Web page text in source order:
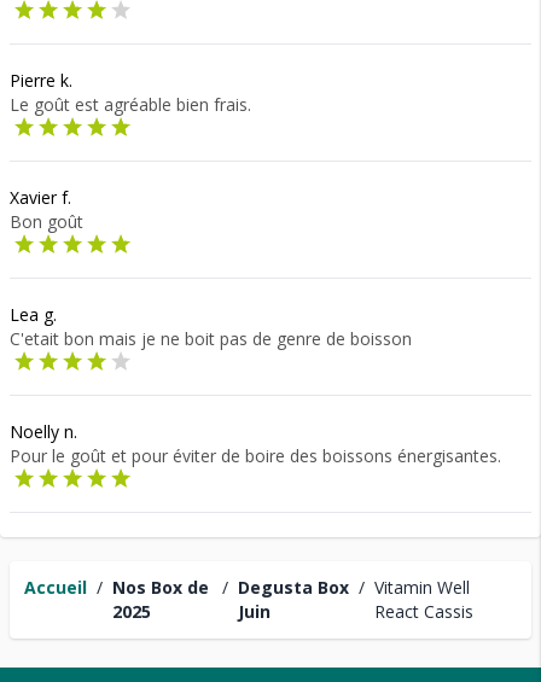
Accueil / Nos Box de
2025
/ Degusta Box
Juin
/ Vitamin Well
React Cassis
Pierre k.
Le goût est agréable bien frais.
Xavier f.
Bon goût
Lea g.
C'etait bon mais je ne boit pas de genre de boisson
Noelly n.
Pour le goût et pour éviter de boire des boissons énergisantes.